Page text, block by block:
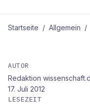
Startseite / Allgemein /
Stefan Gäth
AUTOR
Redaktion
17. Juli 2012
LESEZEIT